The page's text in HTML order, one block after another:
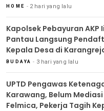
HOME 2 hari yang lalu
Kapolsek Pebayuran AKP
Pantau Langsung
Kepala Desa di
BUDAYA 3 hari yang lalu
UPTD Pengawas
Karawang, Belum
Felmica, Pekerja Tagih